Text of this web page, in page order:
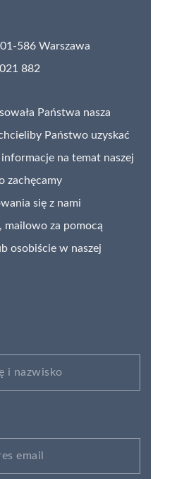
01-586 Warszawa
882
Państwa nasza
Państwo uzyskać
informacje na temat naszej
zachęcamy
się z nami
mailowo za pomocą
osobiście w naszej